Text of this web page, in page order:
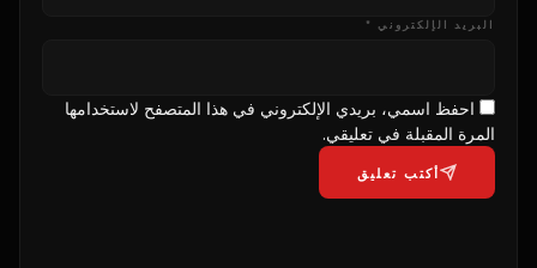
البريد الإلكتروني *
احفظ اسمي، بريدي الإلكتروني في هذا المتصفح لاستخدامها
المرة المقبلة في تعليقي.
أكتب تعليق